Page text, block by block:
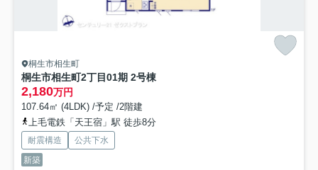
桐生市相生町
桐生市相生町2丁目01期 2号棟
2,180万円
107.64㎡ (4LDK) /予定 /2階建
上毛電鉄「天王宿」駅 徒歩8分
耐震構造
公共下水
新築